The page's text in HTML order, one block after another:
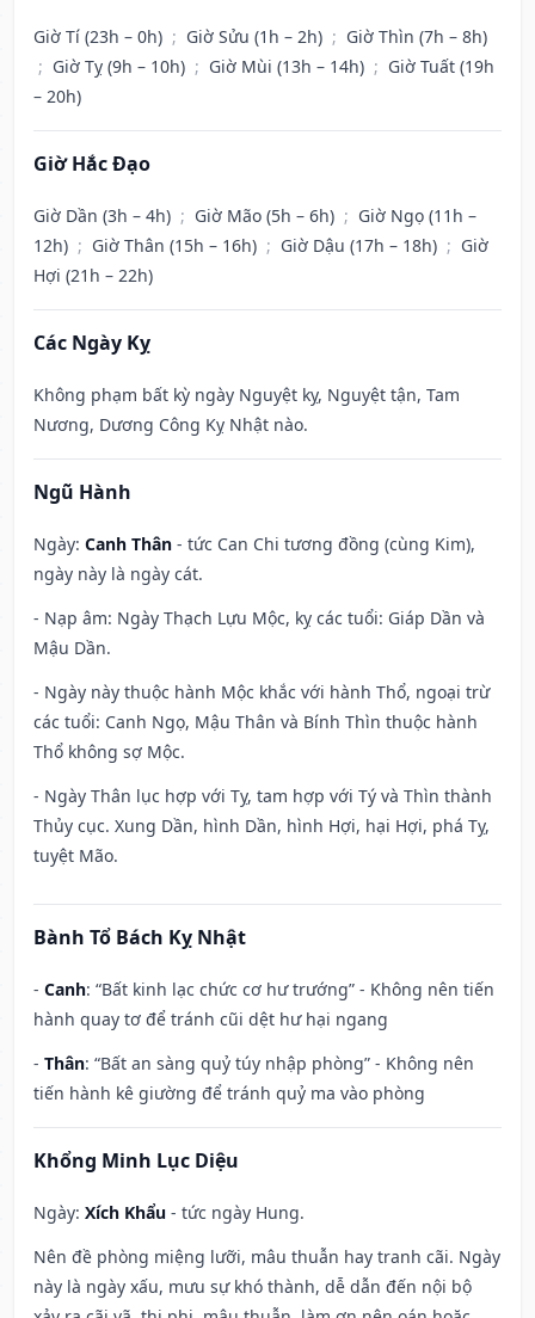
Giờ Tí (23h – 0h) ; Giờ Sửu (1h – 2h) ; Giờ Thìn (7h – 8h)
; Giờ Tỵ (9h – 10h) ; Giờ Mùi (13h – 14h) ; Giờ Tuất (19h
– 20h)
Giờ Hắc Đạo
Giờ Dần (3h – 4h) ; Giờ Mão (5h – 6h) ; Giờ Ngọ (11h –
12h) ; Giờ Thân (15h – 16h) ; Giờ Dậu (17h – 18h) ; Giờ
Hợi (21h – 22h)
Các Ngày Kỵ
Không phạm bất kỳ ngày Nguyệt kỵ, Nguyệt tận, Tam
Nương, Dương Công Kỵ Nhật nào.
Ngũ Hành
Ngày: Canh Thân - tức Can Chi tương đồng (cùng Kim),
ngày này là ngày cát.
- Nạp âm: Ngày Thạch Lựu Mộc, kỵ các tuổi: Giáp Dần và
Mậu Dần.
- Ngày này thuộc hành Mộc khắc với hành Thổ, ngoại trừ
các tuổi: Canh Ngọ, Mậu Thân và Bính Thìn thuộc hành
Thổ không sợ Mộc.
- Ngày Thân lục hợp với Tỵ, tam hợp với Tý và Thìn thành
Thủy cục. Xung Dần, hình Dần, hình Hợi, hại Hợi, phá Tỵ,
tuyệt Mão.
Bành Tổ Bách Kỵ Nhật
- Canh: “Bất kinh lạc chức cơ hư trướng” - Không nên tiến
hành quay tơ để tránh cũi dệt hư hại ngang
- Thân: “Bất an sàng quỷ túy nhập phòng” - Không nên
tiến hành kê giường để tránh quỷ ma vào phòng
Khổng Minh Lục Diệu
Ngày: Xích Khẩu - tức ngày Hung.
Nên đề phòng miệng lưỡi, mâu thuẫn hay tranh cãi. Ngày
này là ngày xấu, mưu sự khó thành, dễ dẫn đến nội bộ